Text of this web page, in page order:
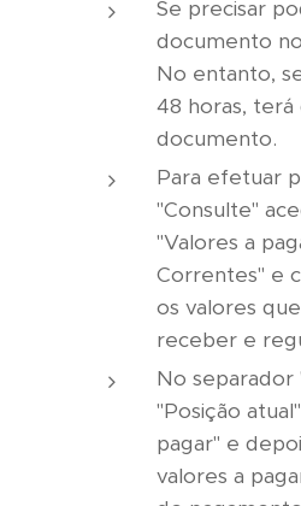
Se precisar
documento
No entanto,
48 horas,
documento.
Para efetuar
"Consulte"
"Valores a
Correntes" e
os valores
receber e
No separador
"Posição
pagar" e
valores a